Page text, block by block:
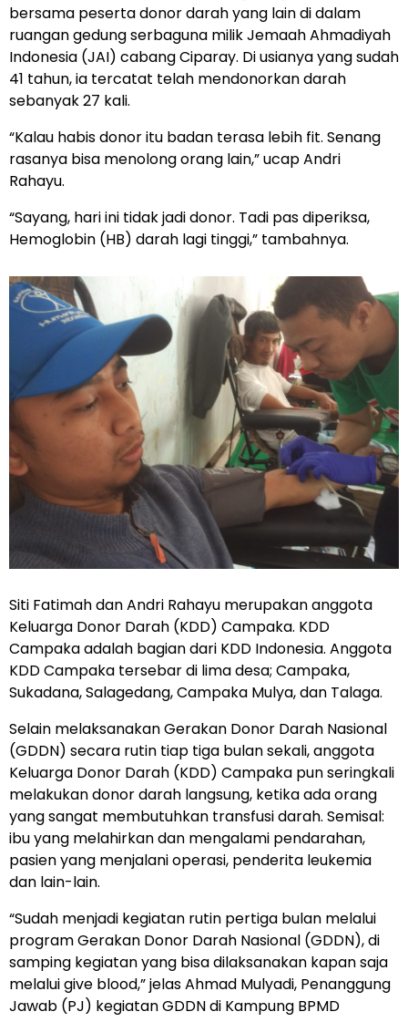
bersama peserta donor darah yang lain di dalam
ruangan gedung serbaguna milik Jemaah Ahmadiyah
Indonesia (JAI) cabang Ciparay. Di usianya yang sudah
41 tahun, ia tercatat telah mendonorkan darah
sebanyak 27 kali.
“Kalau habis donor itu badan terasa lebih fit. Senang
rasanya bisa menolong orang lain,” ucap Andri
Rahayu.
“Sayang, hari ini tidak jadi donor. Tadi pas diperiksa,
Hemoglobin (HB) darah lagi tinggi,” tambahnya.
Siti Fatimah dan Andri Rahayu merupakan anggota
Keluarga Donor Darah (KDD) Campaka. KDD
Campaka adalah bagian dari KDD Indonesia. Anggota
KDD Campaka tersebar di lima desa; Campaka,
Sukadana, Salagedang, Campaka Mulya, dan Talaga.
Selain melaksanakan Gerakan Donor Darah Nasional
(GDDN) secara rutin tiap tiga bulan sekali, anggota
Keluarga Donor Darah (KDD) Campaka pun seringkali
melakukan donor darah langsung, ketika ada orang
yang sangat membutuhkan transfusi darah. Semisal:
ibu yang melahirkan dan mengalami pendarahan,
pasien yang menjalani operasi, penderita leukemia
dan lain-lain.
“Sudah menjadi kegiatan rutin pertiga bulan melalui
program Gerakan Donor Darah Nasional (GDDN), di
samping kegiatan yang bisa dilaksanakan kapan saja
melalui give blood,” jelas Ahmad Mulyadi, Penanggung
Jawab (PJ) kegiatan GDDN di Kampung BPMD